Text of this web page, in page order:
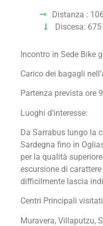
Distanza :
Discesa: 675
Incontro in Sede Bike
Carico dei bagagli
Partenza prevista ore
Luoghi d’interesse:
Da Sarrabus lungo la
Sardegna fino in
per la qualità
escursione di
difficilmente lascia
Centri Principali
Muravera, Villaputzu,